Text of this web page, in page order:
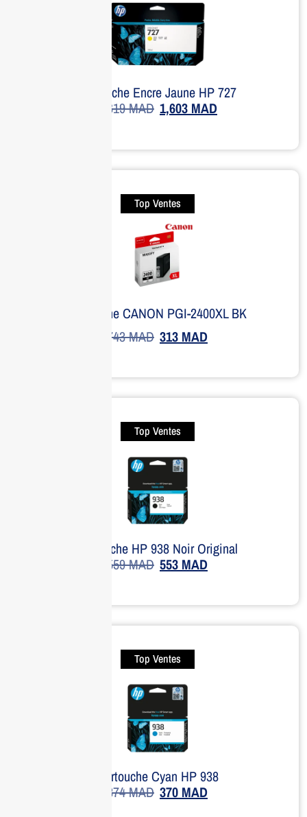
Cartouche Encre Jaune HP 727
1,619MAD 1,603 MAD
Top Ventes
Cartouche CANON PGI-2400XL BK
743MAD 313 MAD
Top Ventes
Cartouche HP 938 Noir Original
559MAD 553 MAD
Top Ventes
Cartouche Cyan HP 938
374MAD 370 MAD